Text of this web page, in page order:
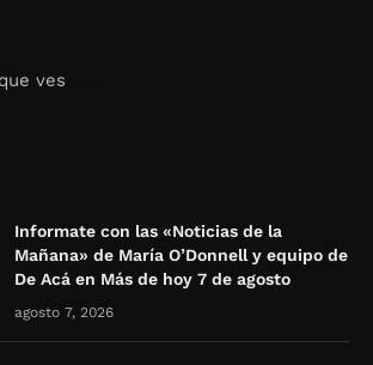
ves
Informate con las «Noticias de la
Mañana» de María O’Donnell y equipo de
De Acá en Más de hoy 7 de agosto
agosto 7, 2026